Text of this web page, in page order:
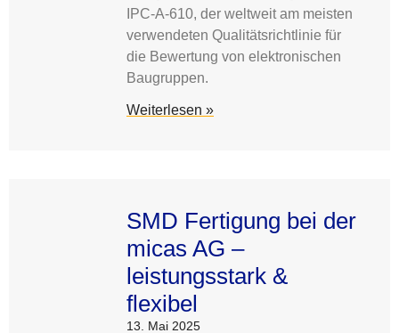
IPC-A-610, der weltweit am meisten
verwendeten Qualitätsrichtlinie für
die Bewertung von elektronischen
Baugruppen.
Weiterlesen »
SMD Fertigung bei der
micas AG –
leistungsstark &
flexibel
13. Mai 2025